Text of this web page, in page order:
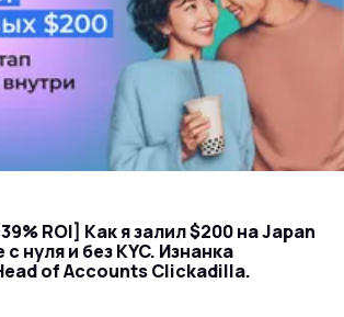
ROI] Как я залил $200 на Japan
нуля и без KYC. Изнанка
of Accounts Clickadilla.